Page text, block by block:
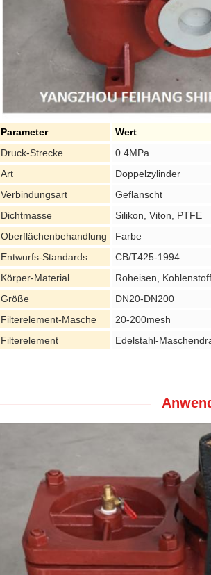
Parameter
Wert
Druck-Strecke
0.4MPa
Art
Doppelzylinder
Verbindungsart
Geflanscht
Dichtmasse
Silikon, Viton, PTFE
Oberflächenbehandlung
Farbe
Entwurfs-Standards
CB/T425-1994
Körper-Material
Roheisen,
Größe
DN20-DN200
Filterelement-Masche
20-200mesh
Filterelement
Edelstahl-